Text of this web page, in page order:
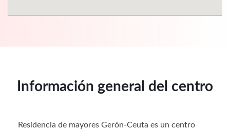
Información general del centro
Residencia de mayores Gerón-Ceuta es un centro